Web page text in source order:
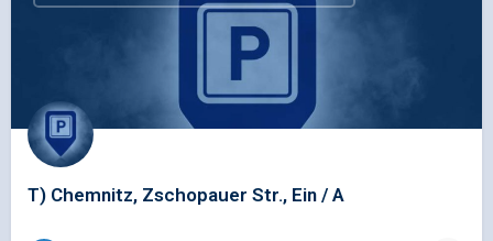
T) Chemnitz, Zschopauer Str., Ein / A